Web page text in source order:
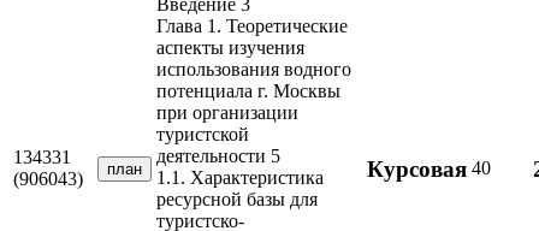
134331
(906043)
план
Введение 3
Глава 1. Теоретические
аспекты изучения
использования водного
потенциала г. Москвы
при организации
туристской
деятельности 5
1.1. Характеристика
ресурсной базы для
туристско-
Курсовая 40